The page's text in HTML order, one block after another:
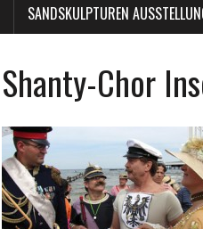
SANDSKULPTUREN
Shanty-Chor